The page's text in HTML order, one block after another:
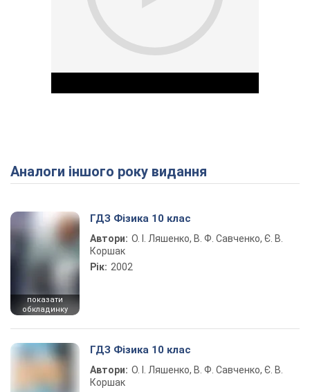
Play Video
Аналоги іншого року видання
показати
обкладинку
ГДЗ Фізика 10 клас
Автори: О. І. Ляшенко, В. Ф. Савченко, Є. В.
Коршак
Рік: 2002
ГДЗ Фізика 10 клас
Автори: О. І. Ляшенко, В. Ф. Савченко, Є. В.
Коршак